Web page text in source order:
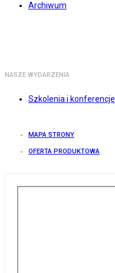
Archiwum
NASZE WYDARZENIA
Szkolenia i konferencje
MAPA STRONY
OFERTA PRODUKTOWA